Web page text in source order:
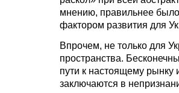
мнению, правильнее
фактором развития для
Впрочем, не только для
пространства.
пути к настоящему рынку
заключаются в